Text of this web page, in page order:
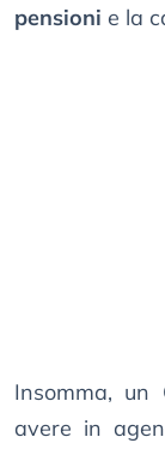
pensioni e la
Insomma, un
avere in